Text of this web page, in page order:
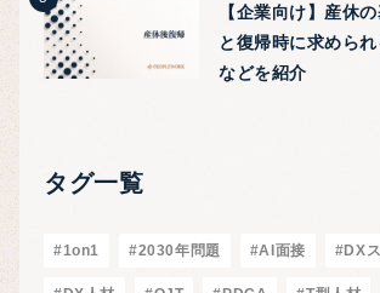
【企業向け】産休
と復帰時に求めら
などを紹介
タグ一覧
#1on1 #2030年問題 #AI面接 #DX